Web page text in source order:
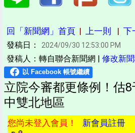
回「新聞網」首頁 | 上一則 | 下
發稿日： 2024/09/30 12:53:00 PM
發稿人：轉自聯合新聞網 | 修改新
立院今審都更條例！估
中雙北地區
您尚未登入會員！ 新會員註冊